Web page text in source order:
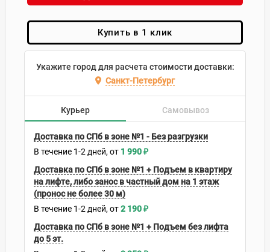
Купить в 1 клик
Укажите город для расчета стоимости доставки:
Санкт-Петербург
Курьер Самовывоз
Доставка по СПб в зоне №1 - Без разгрузки
В течение 1-2 дней 1 990₽
Доставка по СПб в зоне №1 + Подъем в квартиру
на лифте, либо занос в частный дом на 1 этаж
(пронос не более 30 м)
В течение 1-2 дней 2 190₽
Доставка по СПб в зоне №1 + Подъем без лифта
до 5 эт.